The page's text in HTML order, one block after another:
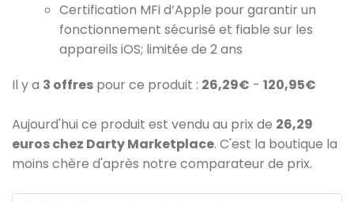
Certification MFi d’Apple pour garantir un
fonctionnement sécurisé et fiable sur les
appareils iOS; limitée de 2 ans
Il y a 3 offres pour ce produit : 26,29€ - 120,95€
Aujourd'hui ce produit est vendu au prix de 26,29
euros chez Darty Marketplace. C'est la boutique la
moins chère d'après notre comparateur de prix.